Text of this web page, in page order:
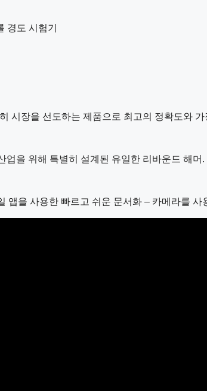
경도 시험기
시장을 선도하는 제품으로 최고의 정확도와
을 위해 특별히 설계된 유일한 리바운드 해머.
앱을 사용한 빠르고 쉬운 문서화 – 카메라를